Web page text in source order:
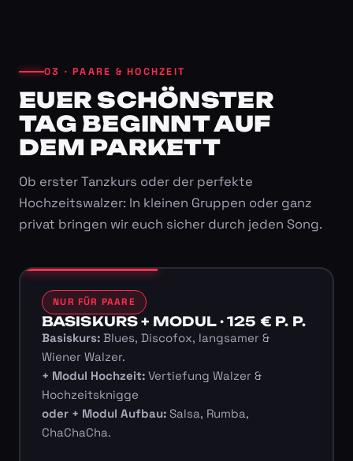
03 · PAARE & HOCHZEIT
EUER SCHÖNSTER
TAG BEGINNT AUF
DEM PARKETT
Ob erster Tanzkurs oder der perfekte
Hochzeitswalzer: In kleinen Gruppen oder ganz
privat bringen wir euch sicher durch jeden Song.
NUR FÜR PAARE
BASISKURS + MODUL · 125 € P. P.
Basiskurs:Blues, Discofox, langsamer &
Wiener Walzer.
+ Modul Hochzeit:Vertiefung Walzer &
Hochzeitsknigge
oder + Modul Aufbau:Salsa, Rumba,
ChaChaCha.